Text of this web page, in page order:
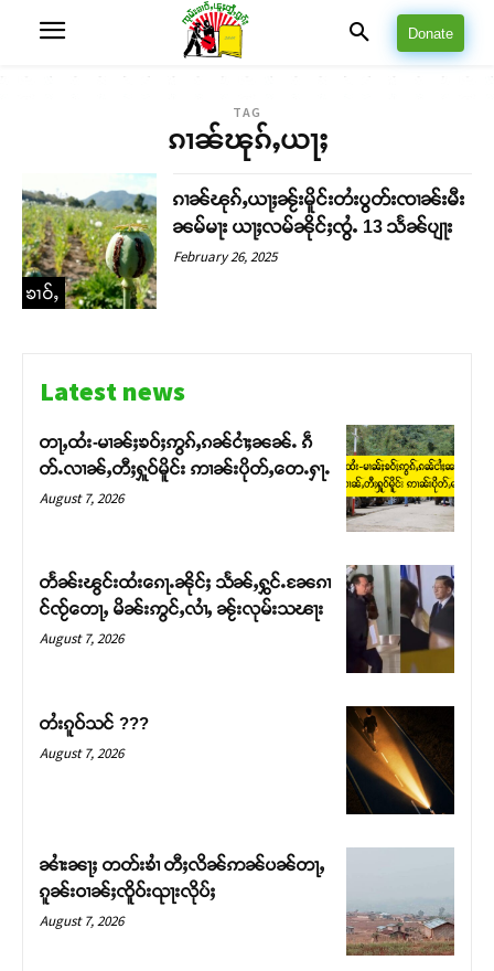
တႃႇႁႂ်ႈသဵင်ၵၢင်ၸႂ်ၵူၼ်းမိူင်း ၵူႈတီႈၵူႈလႅၼ်ပေႃးတေၸွ
တ်ႇ တူဝ်ႈလုမ်ႈၾႃႉၼၼ်ႉ ၶဝ်ႈႁူမ်ႈၵမ်ႉထႅမ် ၸုမ်းၶၢ
ဝ်ႇၽူႈတွႆႇႁွၵ်ႈ လႆႈယူႇၶႃႈဢေႃႈ။
Donate
TAG
ၵၢၼ်ၽုၵ်ႇယႃႈ
ၶၢဝ်ႇ
ၵၢၼ်ၽုၵ်ႇယႃႈၼႂ်းမိူင်းတႆးပွတ်းၸၢၼ်းမီး
ၼမ်မႃး ယႃႈလမ်ၼိုင်ႈၸွႆႉ 13 သႅၼ်ပျႃး
February 26, 2025
Latest news
တႃႇထႆး-မၢၼ်ႈၶဝ်ႈဢွၵ်ႇၵၼ်ငၢႆႈၼၼ်ႉ ၵဵ
တ်ႉလၢၼ်ႇတီႈႁူဝ်မိူင်း ဢၢၼ်းပိုတ်ႇတေႉႁႃႉ
August 7, 2026
တႅၼ်းၽွင်းထႆးၵေႃႉၼိုင်ႈ သႅၼ်ႇႁွင်ႉၼႄၵၢ
င်ၸႂ်တေႃႇ မိၼ်းဢွင်ႇလၢႆႇ ၼႂ်းလုမ်းသၽႃး
August 7, 2026
တႆးၵူဝ်သင် ???
August 7, 2026
ၼၢႆးၼႃႈ တတ်းၶၢႆ တီႈလိၼ်ဢၼ်ပၼ်တႃႇ
ၵူၼ်းဝၢၼ်ႈၸိူဝ်းၺႃးလိုပ်ႈ
August 7, 2026